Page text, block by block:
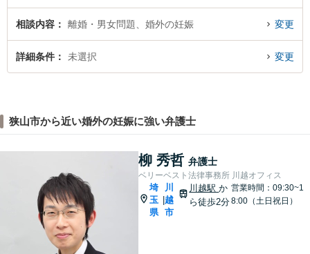
相談内容 離婚・男女問題、婚外の妊娠 変更
詳細条件 未選択 変更
狭山市から近い婚外の妊娠に強い弁護士
柳 秀哲 弁護士
ベリーベスト法律事務所 川越オフィス
埼
玉
県
|
川
越
市
川越駅か
ら徒歩2分
営業時間：09:30~1
8:00（土日祝日）